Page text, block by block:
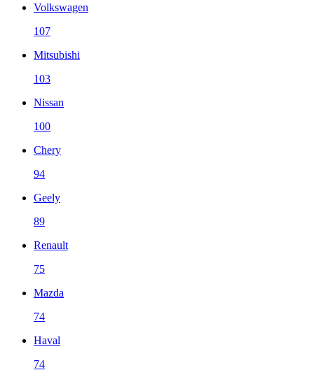
Volkswagen
107
Mitsubishi
103
Nissan
100
Chery
94
Geely
89
Renault
75
Mazda
74
Haval
74